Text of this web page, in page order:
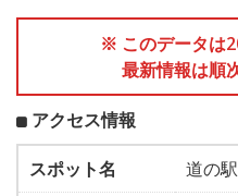
※ このデータは
最新情報は順
アクセス情報
スポット名
道の